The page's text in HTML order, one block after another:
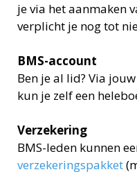
je via het aanmaken
verplicht je nog tot
BMS-account
Ben je al lid? Via
kun je zelf een
Verzekering
BMS-leden kunnen
verzekeringspakket